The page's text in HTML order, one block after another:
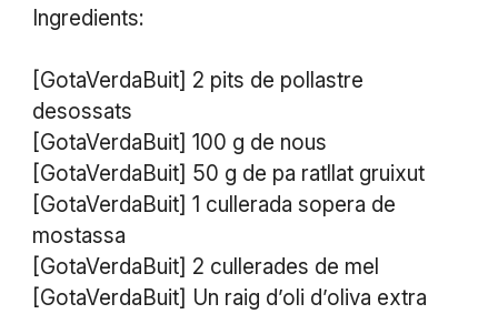
Ingredients:
[GotaVerdaBuit] 2 pits de pollastre
desossats
[GotaVerdaBuit] 100 g de nous
[GotaVerdaBuit] 50 g de pa ratllat gruixut
[GotaVerdaBuit] 1 cullerada sopera de
mostassa
[GotaVerdaBuit] 2 cullerades de mel
[GotaVerdaBuit] Un raig d’oli d’oliva extra